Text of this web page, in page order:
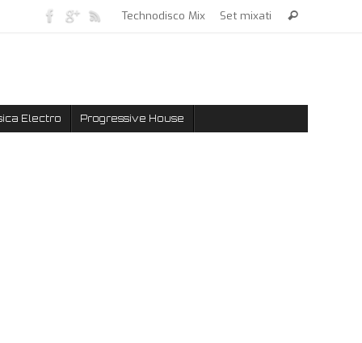
Technodisco Mix Set mixati
Electro Progressive House